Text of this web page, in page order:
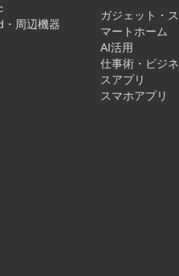
・周辺機器
ガジェット・ス
マートホーム
AI活用
仕事術・ビジネ
スアプリ
スマホアプリ